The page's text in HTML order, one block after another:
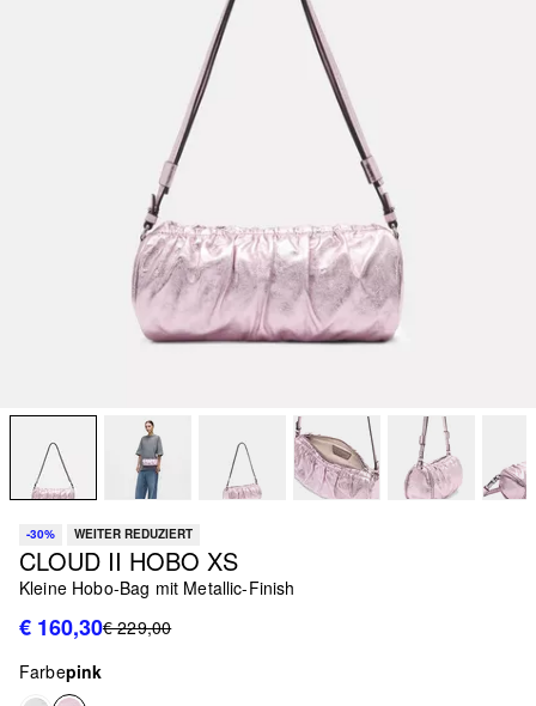
-30% WEITER REDUZIERT
CLOUD II HOBO XS
Kleine Hobo-Bag mit Metallic-Finish
€ 160,30€ 229,00
Farbepink